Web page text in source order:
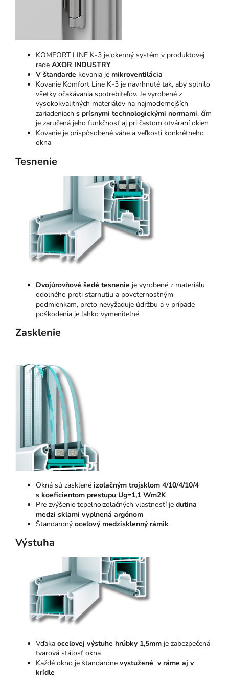
KOMFORT LINE K-3 je okenný systém v produktovej
rade AXOR INDUSTRY
V štandarde kovania je mikroventilácia
Kovanie Komfort Line K-3 je navrhnuté tak, aby splnilo
všetky očakávania spotrebiteľov. Je vyrobené z
vysokokvalitných materiálov na najmodernejších
zariadeniach s prísnymi technologickými normami, čím
je zaručená jeho funkčnosť aj pri častom otváraní okien
Kovanie je prispôsobené váhe a veľkosti konkrétneho
okna
Tesnenie
Dvojúrovňové šedé tesnenie je vyrobené z materiálu
odolného proti starnutiu a poveternostným
podmienkam, preto nevyžaduje údržbu a v prípade
poškodenia je ľahko vymeniteľné
Zasklenie
Okná sú zasklené izolačným trojsklom 4/10/4/10/4
s koeficientom prestupu Ug=1,1 Wm2K
Pre zvýšenie tepelnoizolačných vlastností je dutina
medzi sklami vyplnená argónom
Štandardný oceľový medzisklenný rámik
Výstuha
Vďaka oceľovej výstuhe hrúbky 1,5mm je zabezpečená
tvarová stálosť okna
Každé okno je štandardne vystužené v ráme aj v
krídle